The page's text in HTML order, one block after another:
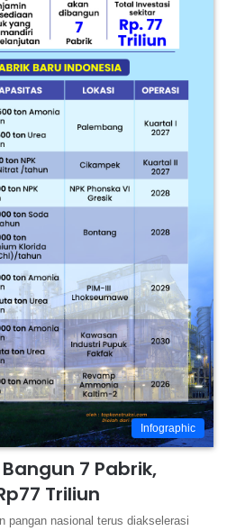
Infographic
7 Pabrik,
Triliun
pangan nasional terus diakselerasi